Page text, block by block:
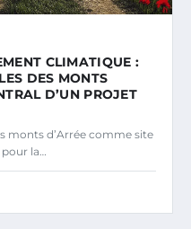
CLIMATIQUE :
DES MONTS
D’UN PROJET
monts d’Arrée comme site
la…